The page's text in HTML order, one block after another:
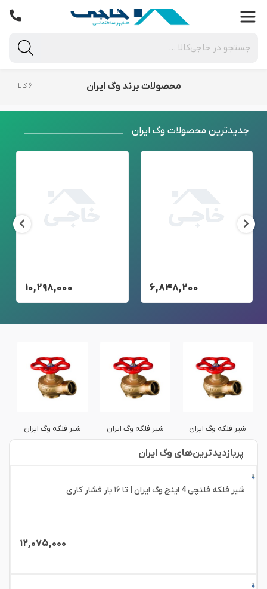
محصولات برند وگ ایران ۶ کالا
جدید‌ترین محصولات وگ ایران
۶,۸۴۸,۲۰۰ ۱۰,۲۹۸,۰۰۰
شیر فلکه وگ ایران شیر فلکه وگ ایران شیر فلکه وگ ایران
پربازدید‌ترین‌های وگ ایران
شیر فلکه فلنچی 4 اینچ وگ ایران | تا ۱۶ بار فشار کاری
۱۲,۰۷۵,۰۰۰